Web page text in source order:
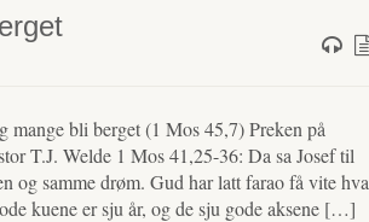
mange bli berget (1 Mos 45,7) Preken på
T.J. Welde 1 Mos 41,25-36: Da sa Josef til
og samme drøm. Gud har latt farao få vite hva
kuene er sju år, og de sju gode aksene […]